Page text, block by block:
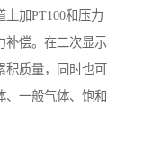
加PT100和压力
补偿。在二次显示
质量，同时也可
、一般气体、饱和